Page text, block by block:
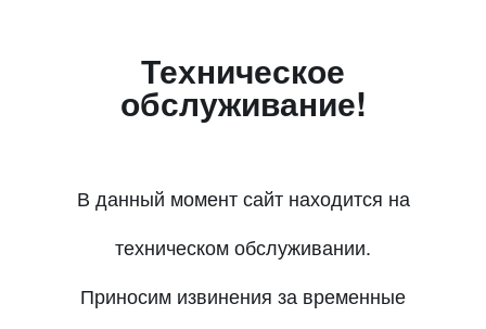
Техническое
обслуживание!
В данный момент сайт находится на
техническом обслуживании.
Приносим извинения за временные